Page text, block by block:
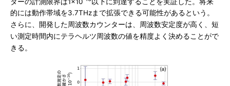
的には動作帯域を3.7THzまで拡張できる可能性があるという。
さらに、開発した周波数カウンターは、周波数安定度が高く、短
い測定時間内にテラヘルツ周波数の値を精度よく決めることがで
きる。